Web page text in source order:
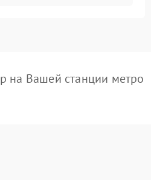
на Вашей станции метро